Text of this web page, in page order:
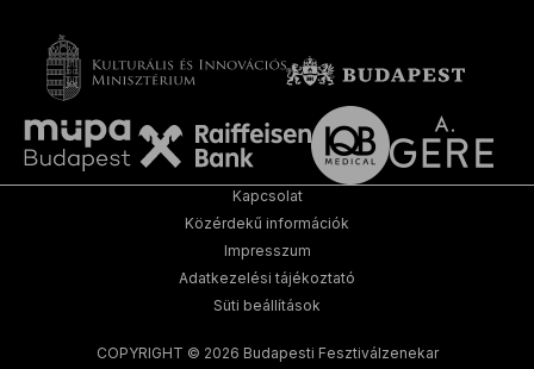
COPYRIGHT © 2026 Budapesti Fesztiválzenekar
Kapcsolat
Közérdekű információk
Impresszum
Adatkezelési tájékoztató
Süti beállítások